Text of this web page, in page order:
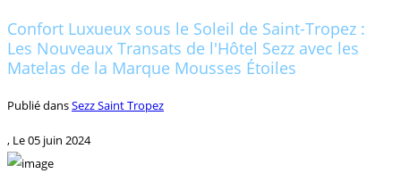
Confort Luxueux sous le Soleil de Saint-Tropez :
Les Nouveaux Transats de l'Hôtel Sezz avec les
Matelas de la Marque Mousses Étoiles
Publié dansSezz Saint Tropez
, Le05 juin 2024